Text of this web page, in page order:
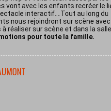
vont avec les enfants recréer le
interactif.…Tout au long du
nous rejoindront sur scène
réaliser sur scène et dans la salle.
pour toute la famille.